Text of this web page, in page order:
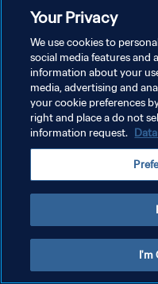
June 1998.
DATENSCHUTZ
NUTZUNGSBEDINGUNGEN
COOKIE-EINSTELLUNGEN
Copyright © 1994 - 2026 FIFA. Alle
Your Privacy
We use cookies to
social media features and
information about your
media, advertising and
your cookie preferences
right and place a do not
information request.
I'm